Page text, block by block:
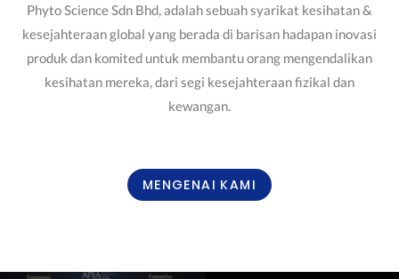
Phyto Science Sdn Bhd, adalah sebuah syarikat kesihatan &
kesejahteraan global yang berada di barisan hadapan inovasi
produk dan komited untuk membantu orang mengendalikan
kesihatan mereka, dari segi kesejahteraan fizikal dan
kewangan.
MENGENAI KAMI